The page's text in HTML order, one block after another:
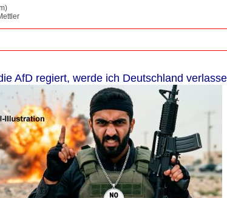
AfD regiert, werde ich Deutschland